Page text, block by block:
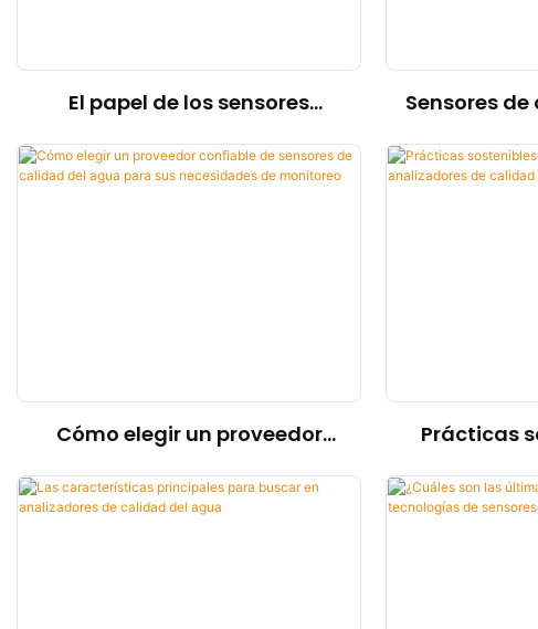
El papel de los sensores
agua en la agricultura
Sensores
Cómo
Cómo elegir un proveedor
calidad del agua para sus
necesidades de monitoreo
Prácticas
de